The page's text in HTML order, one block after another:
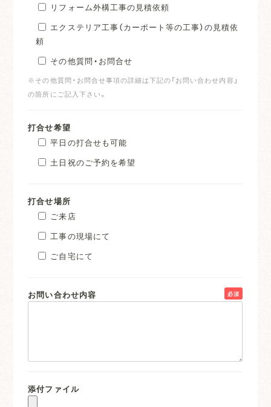
リフォーム外構工事の見積依頼
エクステリア工事（カーポート等の工事）の見積依
頼
その他質問・お問合せ
※その他質問・お問合せ事項の詳細は下記の「お問い合わせ内容」
の箇所にご記入下さい。
打合せ希望
平日の打合せも可能
土日祝のご予約を希望
打合せ場所
ご来店
工事の現場にて
ご自宅にて
お問い合わせ内容 必須
添付ファイル